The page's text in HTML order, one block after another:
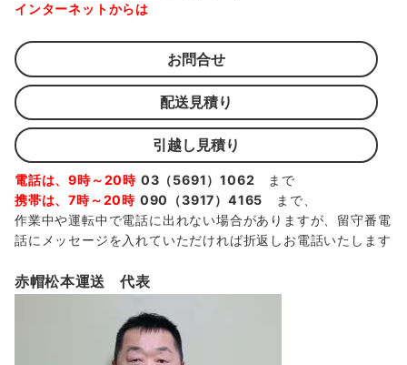
インターネットからは
お問合せ
配送見積り
引越し見積り
電話は、9時～20時 03（5691）1062 まで
携帯は、7時～20時 090（3917）4165 まで、
作業中や運転中で電話に出れない場合がありますが、留守番電
話にメッセージを入れていただければ折返しお電話いたします
赤帽松本運送 代表